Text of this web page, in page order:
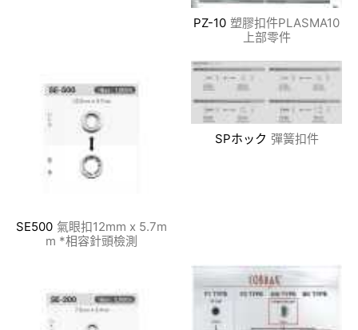
PZ-10 塑膠扣件PLASMA10
上部零件
SE500 氣眼扣12mm x 5.7m
m *相容針頭檢測
SPホック 彈簧扣件